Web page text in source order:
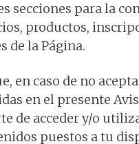
secciones para la
productos,
de la Página.
en caso de no
en el presente
de acceder y/o
puestos a tu